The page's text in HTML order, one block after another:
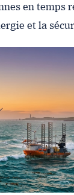
en temps
et la